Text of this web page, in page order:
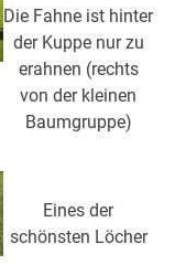
Die Fahne ist hinter
der Kuppe nur zu
erahnen (rechts
von der kleinen
Baumgruppe)
Eines der
schönsten Löcher